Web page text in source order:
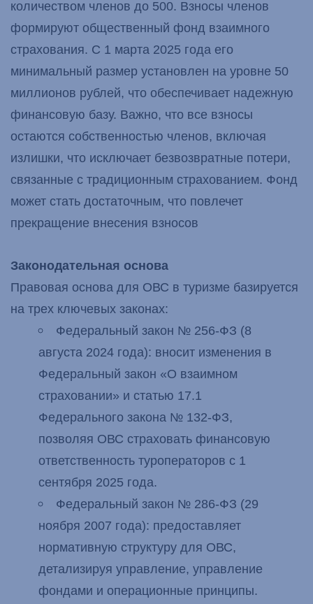
количеством членов до 500. Взносы членов
формируют общественный фонд взаимного
страхования. С 1 марта 2025 года его
минимальный размер установлен на уровне 50
миллионов рублей, что обеспечивает надежную
финансовую базу. Важно, что все взносы
остаются собственностью членов, включая
излишки, что исключает безвозвратные потери,
связанные с традиционным страхованием. Фонд
может стать достаточным, что повлечет
прекращение внесения взносов
Законодательная основа
Правовая основа для ОВС в туризме базируется
на трех ключевых законах:
Федеральный закон № 256-ФЗ (8
августа 2024 года): вносит изменения в
Федеральный закон «О взаимном
страховании» и статью 17.1
Федерального закона № 132-ФЗ,
позволяя ОВС страховать финансовую
ответственность туроператоров с 1
сентября 2025 года.
Федеральный закон № 286-ФЗ (29
ноября 2007 года): предоставляет
нормативную структуру для ОВС,
детализируя управление, управление
фондами и операционные принципы.